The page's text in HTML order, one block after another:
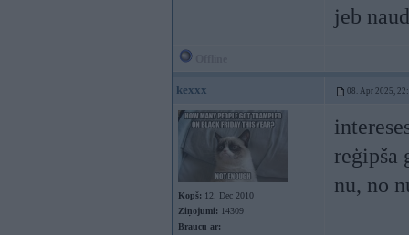
jeb
kexxx 08. Apr 2025,
Kopš: 12. Dec 2010
Ziņojumi: 14309
Braucu ar:
reģipša
nu, no